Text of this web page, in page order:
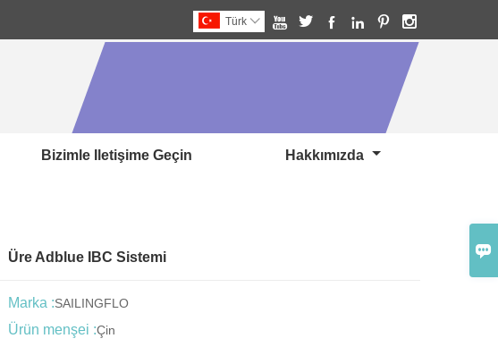

     
Türk 
Bizimle Iletişime Geçin Hakkımızda
Üre Adblue IBC Sistemi
Marka :SAILINGFLO
Ürün menşei :Çin